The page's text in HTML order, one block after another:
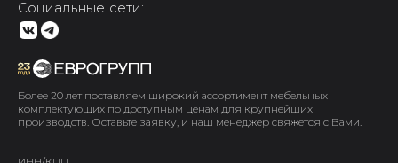
Более 20 лет поставляем широкий ассортимент мебельных
комплектующих по доступным ценам для крупнейших
производств. Оставьте заявку, и наш менеджер свяжется с Вами.
Социальные сети: